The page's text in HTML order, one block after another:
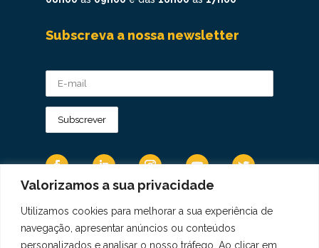
Valorizamos a sua privacidade
Utilizamos cookies para melhorar a sua experiência de
navegação, apresentar anúncios ou conteúdos
personalizados e analisar o nosso tráfego. Ao clicar em
Subscreva a nossa newsletter
Os Dados Pessoais são tratados de acordo
com a Diretiva 95/46/CE do Regulamento